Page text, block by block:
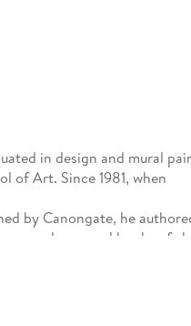
in design and mural
of Art. Since 1981, when
by Canongate, he
novels, several books of